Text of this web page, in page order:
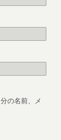
の名前、メ